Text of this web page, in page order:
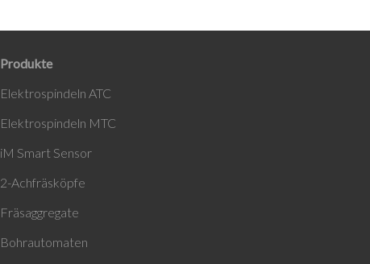
Produkte
Elektrospindeln ATC
Elektrospindeln MTC
iM Smart Sensor
2-Achfräsköpfe
Fräsaggregate
Bohrautomaten